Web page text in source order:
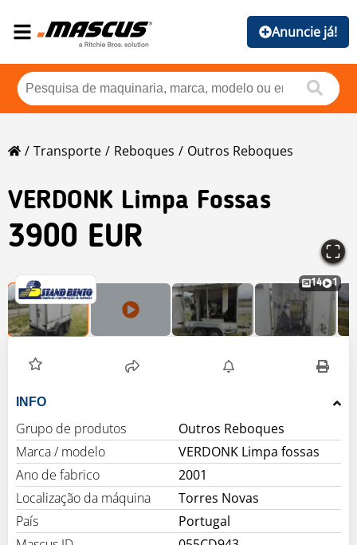
Anuncie já!
Transporte Reboques Outros Reboques
VERDONK Limpa Fossas
3900 EUR
14 1
INFO
Grupo de produtos
Outros Reboques
Marca / modelo
VERDONK Limpa fossas
Ano de fabrico
2001
Localização da máquina
Torres Novas
País
Portugal